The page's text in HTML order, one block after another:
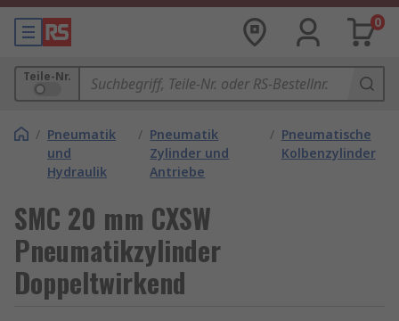
0
Teile-Nr.
/ Pneumatik
und
Hydraulik
/ Pneumatik
Zylinder und
Antriebe
/ Pneumatische
Kolbenzylinder
SMC 20 mm CXSW
Pneumatikzylinder
Doppeltwirkend